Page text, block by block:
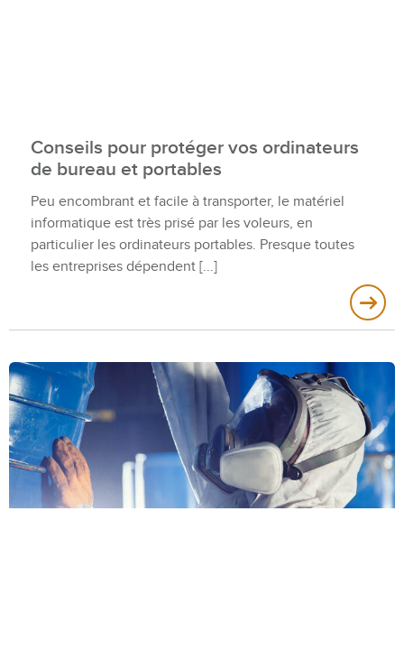
Conseils pour protéger vos ordinateurs
de bureau et portables
Peu encombrant et facile à transporter, le matériel
informatique est très prisé par les voleurs, en
particulier les ordinateurs portables. Presque toutes
les entreprises dépendent